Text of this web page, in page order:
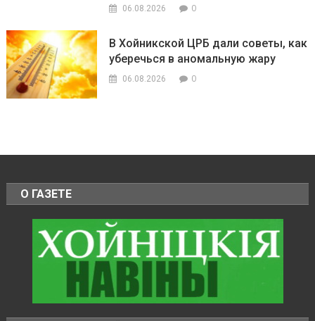
06.08.2026 0
В Хойникской ЦРБ дали советы, как
уберечься в аномальную жару
06.08.2026 0
О ГАЗЕТЕ